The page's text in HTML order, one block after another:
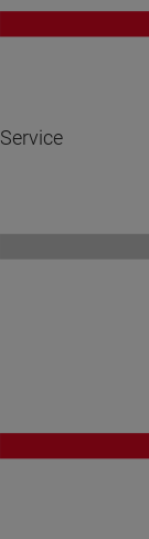
Service